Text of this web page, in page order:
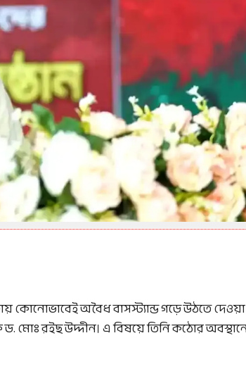
কোনোভাবেই অবৈধ বাসস্ট্যান্ড গড়ে উঠতে
ড. মোঃ রইছ উদ্দীন। এ বিষয়ে তিনি কঠোর